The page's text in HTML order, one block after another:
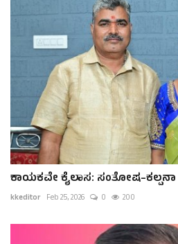
ಕಾಯಕವೇ ಕೈಲಾಸ:
kkeditor Feb 25, 2026 0 200